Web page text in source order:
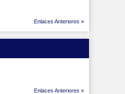
Enlaces Anteriores »
Enlaces Anteriores »